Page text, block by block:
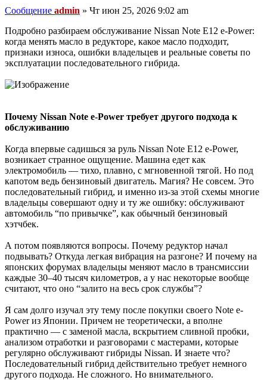
Сообщение admin » Чт июн 25, 2026 9:02 am
Подробно разбираем обслуживание Nissan Note E12 e-Power:
когда менять масло в редукторе, какое масло подходит,
признаки износа, ошибки владельцев и реальные советы по
эксплуатации последовательного гибрида.
Почему Nissan Note e-Power требует другого подхода к
обслуживанию
Когда впервые садишься за руль Nissan Note E12 e-Power,
возникает странное ощущение. Машина едет как
электромобиль — тихо, плавно, с мгновенной тягой. Но под
капотом ведь бензиновый двигатель. Магия? Не совсем. Это
последовательный гибрид, и именно из-за этой схемы многие
владельцы совершают одну и ту же ошибку: обслуживают
автомобиль “по привычке”, как обычный бензиновый
хэтчбек.
А потом появляются вопросы. Почему редуктор начал
подвывать? Откуда легкая вибрация на разгоне? И почему на
японских форумах владельцы меняют масло в трансмиссии
каждые 30–40 тысяч километров, а у нас некоторые вообще
считают, что оно “залито на весь срок службы”?
Я сам долго изучал эту тему после покупки своего Note e-
Power из Японии. Причем не теоретически, а вполне
практично — с заменой масла, вскрытием сливной пробки,
анализом отработки и разговорами с мастерами, которые
регулярно обслуживают гибриды Nissan. И знаете что?
Последовательный гибрид действительно требует немного
другого подхода. Не сложного. Но внимательного.